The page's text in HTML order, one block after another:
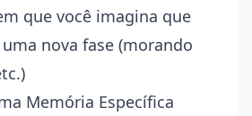
que você imagina que
nova fase (morando
Memória Específica